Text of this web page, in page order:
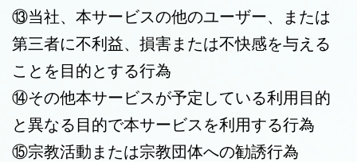
⑬当社、本サービスの他のユーザー、または
第三者に不利益、損害または不快感を与える
ことを目的とする行為
⑭その他本サービスが予定している利用目的
と異なる目的で本サービスを利用する行為
⑮宗教活動または宗教団体への勧誘行為